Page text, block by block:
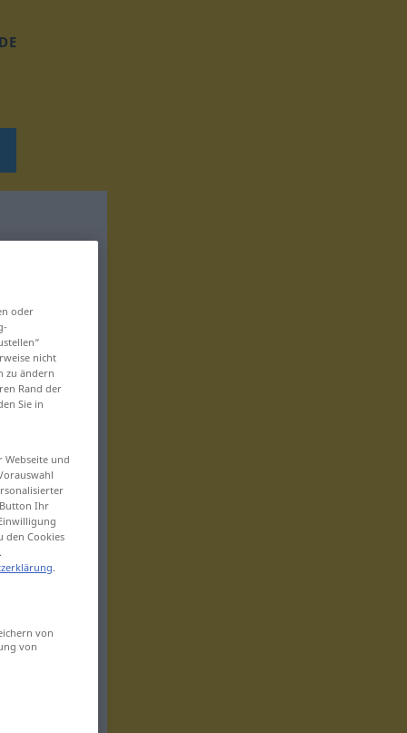
oder
nicht
zu ändern
Rand der
Sie in
und
Ihr
den Cookies
.
von
von